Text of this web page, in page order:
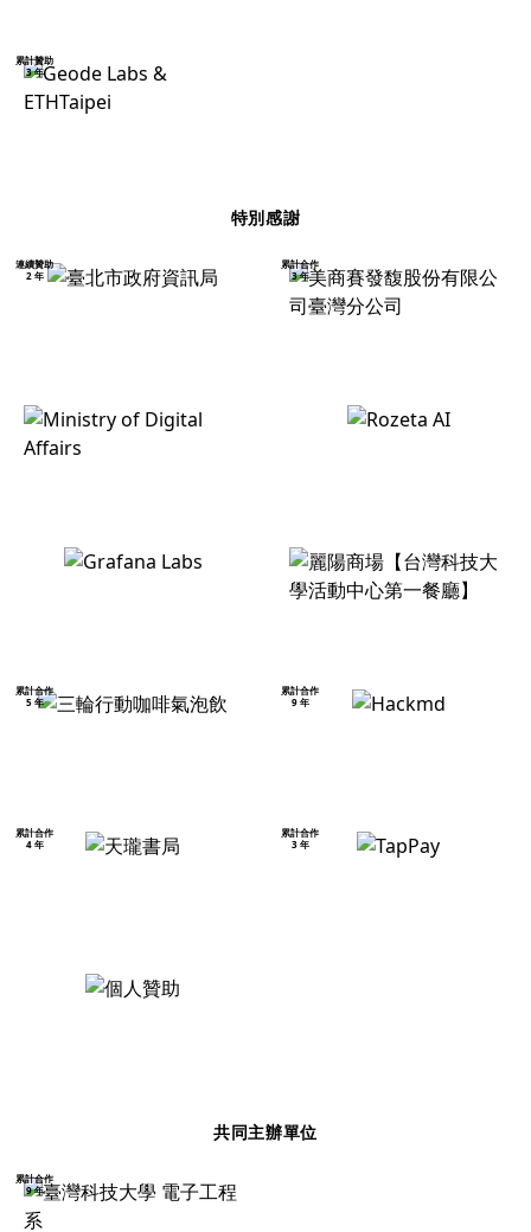
累計贊助
3 年
特別感謝
連續贊助
2 年
累計合作
3 年
累計合作
5 年
累計合作
9 年
累計合作
4 年
累計合作
3 年
共同主辦單位
累計合作
9 年